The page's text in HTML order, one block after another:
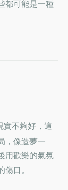
都可能是一種
實不夠好，這
，像造夢一
用歡樂的氣氛
口。